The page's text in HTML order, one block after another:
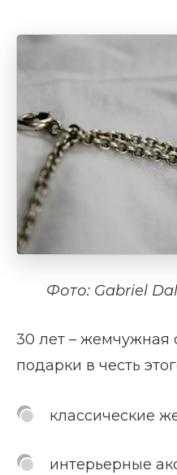
Фото: Gabriel
30 лет – жемчужная
подарки в честь
классические
интерьерные